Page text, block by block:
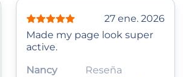
27 ene. 2026
Made my page look super
active.
Nancy
Reseña